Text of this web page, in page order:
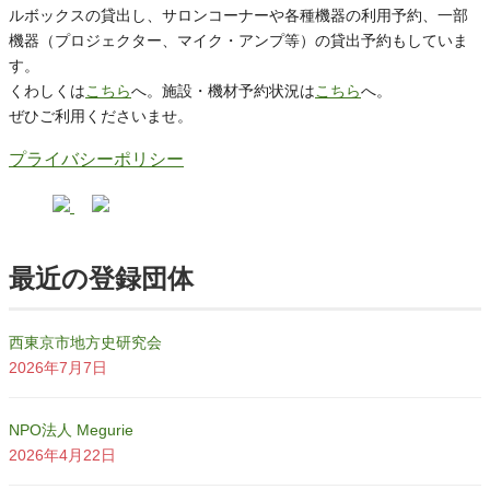
ルボックスの貸出し、サロンコーナーや各種機器の利用予約、一部
機器（プロジェクター、マイク・アンプ等）の貸出予約もしていま
す。
くわしくはこちらへ。施設・機材予約状況はこちらへ。
ぜひご利用くださいませ。
プライバシーポリシー
最近の登録団体
西東京市地方史研究会
2026年7月7日
NPO法人 Megurie
2026年4月22日